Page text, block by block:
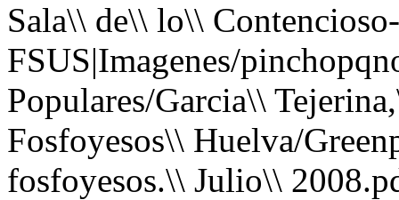
Sala\\ de\\ lo\\
FSUS|Imagenes/
Populares/Garcia\\
Fosfoyesos\\ Huelva/
fosfoyesos.\\ Julio\\